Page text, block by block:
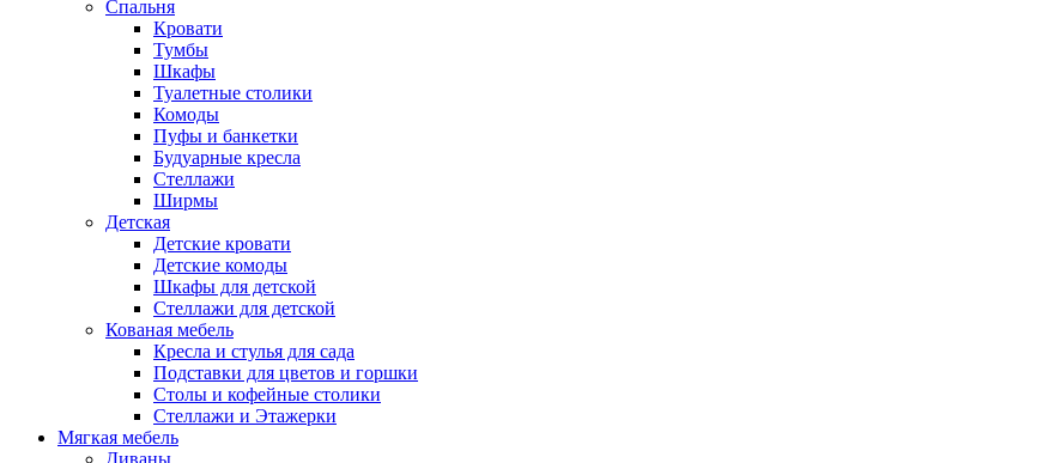
Спальня
Кровати
Тумбы
Шкафы
Туалетные столики
Комоды
Пуфы и банкетки
Будуарные кресла
Стеллажи
Ширмы
Детская
Детские кровати
Детские комоды
Шкафы для детской
Стеллажи для детской
Кованая мебель
Кресла и стулья для сада
Подставки для цветов и горшки
Столы и кофейные столики
Стеллажи и Этажерки
Мягкая мебель
Диваны